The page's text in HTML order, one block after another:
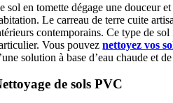
sol en tomette dégage une douceur
Le carreau de terre cuite
contemporains. Ce type de
Vous pouveznettoyez vos
solution à base d’eau chaude et
de sols PVC